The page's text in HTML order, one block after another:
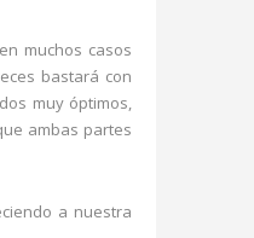
muchos casos
bastará con
muy óptimos,
ambas partes
a nuestra